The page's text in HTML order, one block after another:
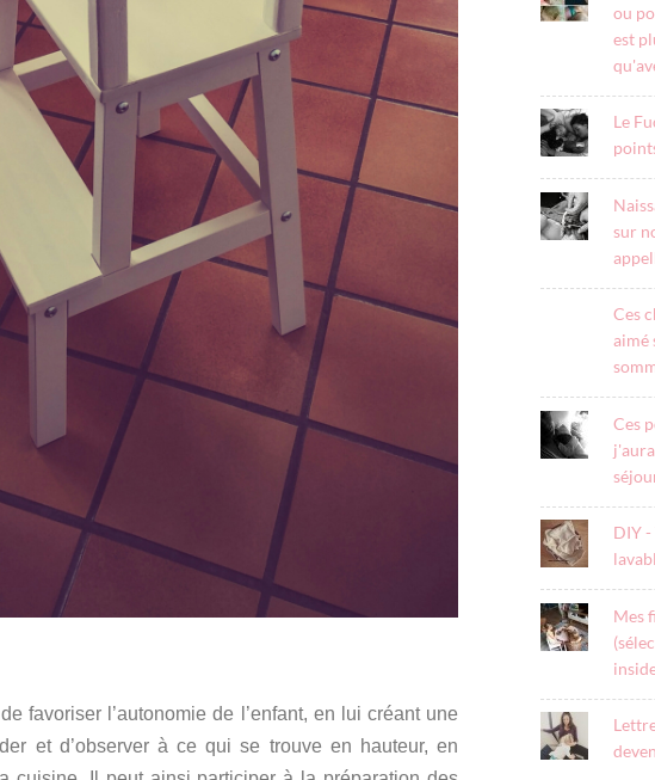
favoriser l’autonomie de l’enfant, en lui créant une
et d’observer à ce qui se trouve en hauteur, en
ou
est
Le
sur
Ces
aimé
Ces
DIY
Mes